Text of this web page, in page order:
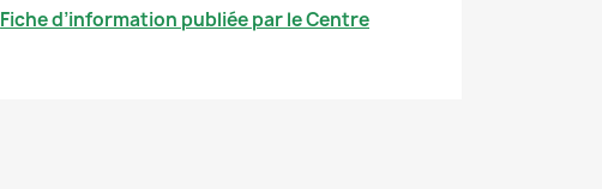
Fiche d’information publiée par le Centre